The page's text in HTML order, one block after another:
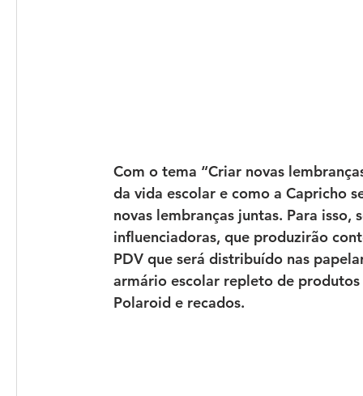
Com o tema “Criar novas
da vida escolar e como a Capricho
novas lembranças juntas. Para
influenciadoras, que produzirão
PDV que será distribuído nas
armário escolar repleto de
Polaroid e recados.